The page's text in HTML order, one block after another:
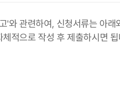
'와 관련하여, 신청서류는 아
적으로 작성 후 제출하시면